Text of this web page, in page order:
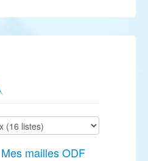
Mes mailles ODF